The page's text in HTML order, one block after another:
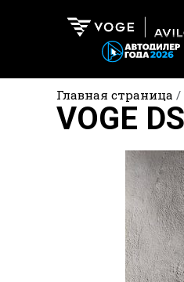
Главная страница /
VOGE